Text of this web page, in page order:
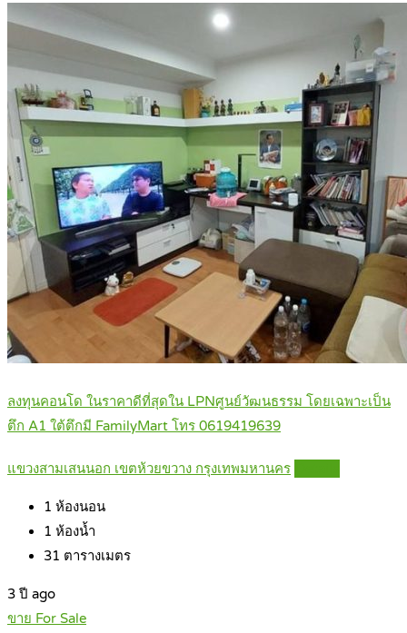
ลงทุนคอนโด ในราคาดีที่สุดใน LPNศูนย์วัฒนธรรม โดยเฉพาะเป็น
ตึก A1 ใต้ตึกมี FamilyMart โทร 0619419639
แขวงสามเสนนอก เขตห้วยขวาง กรุงเทพมหานคร
1 ห้องนอน
1 ห้องน้ำ
31 ตารางเมตร
3 ปี ago
ขาย For Sale